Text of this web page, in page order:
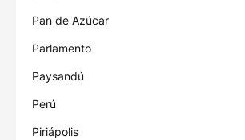
Pan de Azúcar
Parlamento
Paysandú
Perú
Piriápolis